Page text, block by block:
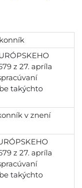
z 27. apríla
takýchto
v znení
z 27. apríla
takýchto